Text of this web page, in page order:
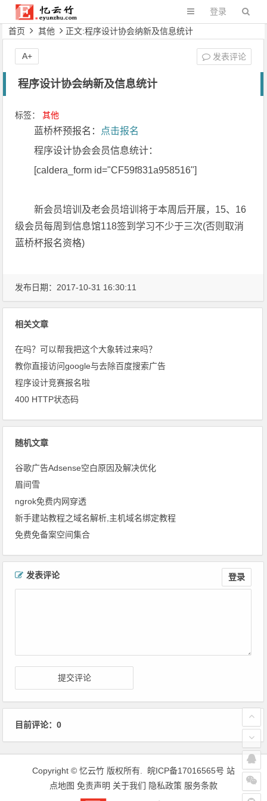
登录
首页 其他 正文:程序设计协会纳新及信息统计
程序设计协会纳新及信息统计
标签：其他
蓝桥杯预报名： 点击报名
程序设计协会会员信息统计：
[caldera_form id="CF59f831a958516"]
新会员培训及老会员培训将于本周后开展，15、16
级会员每周到信息馆118签到学习不少于三次(否则取消
蓝桥杯报名资格)
发表评论
A+
发布日期：2017-10-31 16:30:11
相关文章
在吗？可以帮我把这个大象转过来吗？
教你直接访问google与去除百度搜索广告
程序设计竞赛报名啦
400 HTTP状态码
随机文章
谷歌广告Adsense空白原因及解决优化
眉间雪
ngrok免费内网穿透
新手建站教程之域名解析,主机域名绑定教程
免费免备案空间集合
文章导航
发表评论 登录
目前评论：0
Copyright © 忆云竹 版权所有. 皖ICP备17016565号 站
点地图 免责声明 关于我们 隐私政策 服务条款